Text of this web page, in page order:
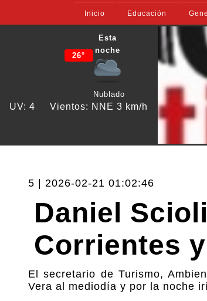
Inicio Educación
26°
Esta
noche
Nublado
UV: 4 Vientos: NNE 3 km/h
5 | 2026-02-21 01:02:46
Daniel
Corrientes
El secretario de Turismo,
Vera al mediodía y por la noche